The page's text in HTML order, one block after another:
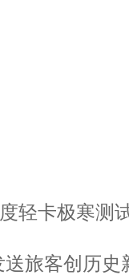
轻卡极寒测
旅客创历